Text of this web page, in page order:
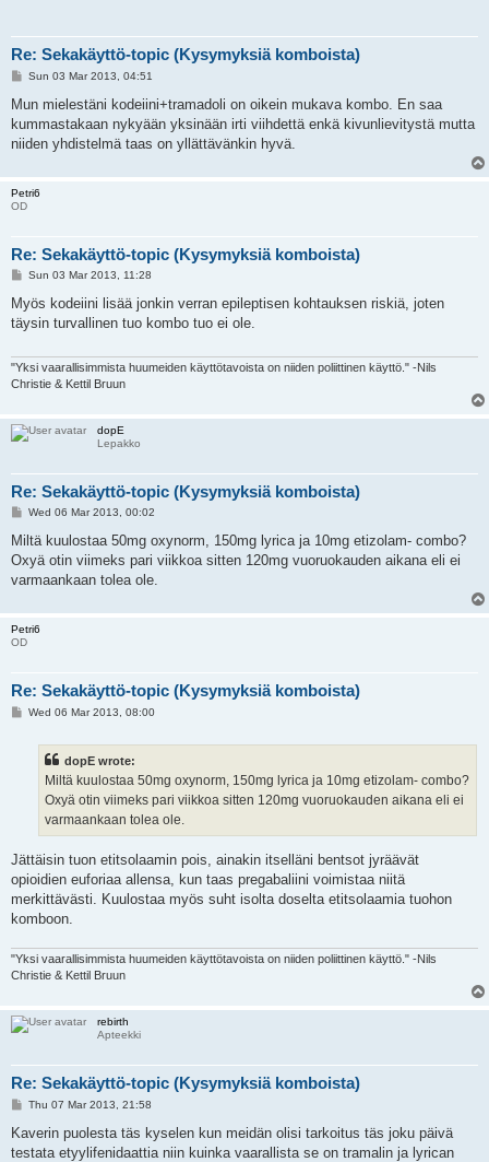
Re: Sekakäyttö-topic (Kysymyksiä komboista)
P
s
Sun 03 Mar 2013, 04:51
Mun mielestäni kodeiini+tramadoli on oikein mukava kombo. En saa
kummastakaan nykyään yksinään irti viihdettä enkä kivunlievitystä mutta
niiden yhdistelmä taas on yllättävänkin hyvä.
Petri6
OD
Re: Sekakäyttö-topic (Kysymyksiä komboista)
P
s
t
Sun 03 Mar 2013, 11:28
Myös kodeiini lisää jonkin verran epileptisen kohtauksen riskiä, joten
täysin turvallinen tuo kombo tuo ei ole.
"Yksi vaarallisimmista huumeiden käyttötavoista on niiden poliittinen käyttö." -Nils
Christie & Kettil Bruun
dopE
Lepakko
Re: Sekakäyttö-topic (Kysymyksiä komboista)
P
s
Wed 06 Mar 2013, 00:02
Miltä kuulostaa 50mg oxynorm, 150mg lyrica ja 10mg etizolam- combo?
Oxyä otin viimeks pari viikkoa sitten 120mg vuoruokauden aikana eli ei
varmaankaan tolea ole.
Petri6
OD
Re: Sekakäyttö-topic (Kysymyksiä komboista)
PWed 06 Mar 2013, 08:00
dopE wrote:
Miltä kuulostaa 50mg oxynorm, 150mg lyrica ja 10mg etizolam- combo?
Oxyä otin viimeks pari viikkoa sitten 120mg vuoruokauden aikana eli ei
varmaankaan tolea ole.
Jättäisin tuon etitsolaamin pois, ainakin itselläni bentsot jyräävät
opioidien euforiaa allensa, kun taas pregabaliini voimistaa niitä
merkittävästi. Kuulostaa myös suht isolta doselta etitsolaamia tuohon
komboon.
"Yksi vaarallisimmista huumeiden käyttötavoista on niiden poliittinen käyttö." -Nils
Christie & Kettil Bruun
rebirth
Apteekki
Re: Sekakäyttö-topic (Kysymyksiä komboista)
P
s
Thu 07 Mar 2013, 21:58
Kaverin puolesta täs kyselen kun meidän olisi tarkoitus täs joku päivä
testata etyylifenidaattia niin kuinka vaarallista se on tramalin ja lyrican